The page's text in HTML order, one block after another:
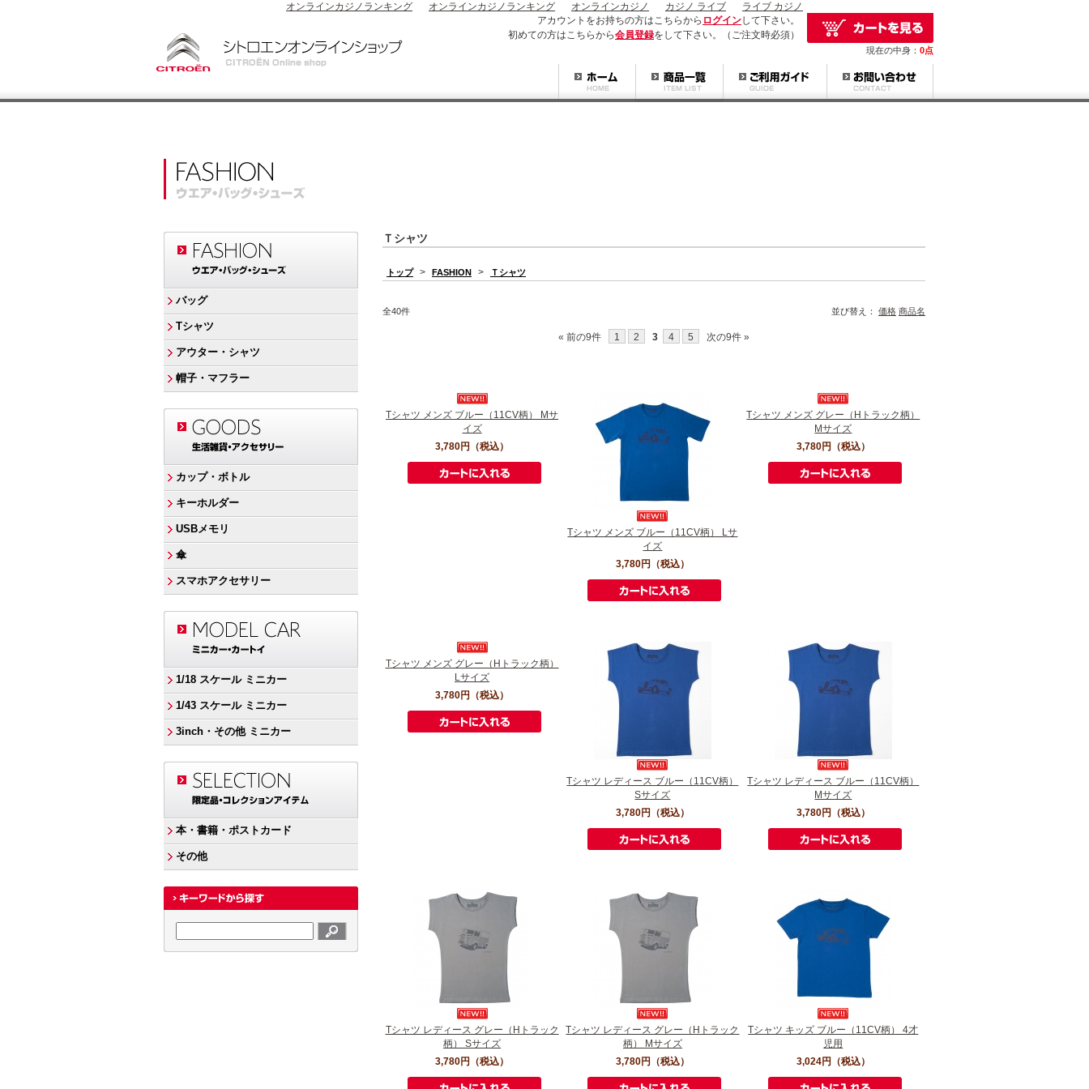
オンラインカジノランキング オンラインカジノランキング オンラインカジノ カジノ ライブ
ライブ カジノ
アカウントをお持ちの方はこちらから ログインして下さい。
初めての方はこちらから会員登録をして下さい。（ご注文時必須）
現在の中身： 0点
バッグ
Tシャツ
アウター・シャツ
帽子・マフラー
カップ・ボトル
キーホルダー
USBメモリ
傘
スマホアクセサリー
1/18 スケール ミニカー
1/43 スケール ミニカー
3inch・その他 ミニカー
本・書籍・ポストカード
その他
Ｔシャツ
トップ > FASHION > Ｔシャツ
全40件 並び替え： 価格 商品名
« 前の9件 1 2 3 4 5 次の9件 »
Tシャツ メンズ ブルー（11CV柄） Mサ
イズ
3,780円
（税込）
Tシャツ メンズ ブルー（11CV柄） Lサ
イズ
3,780円
（税込）
Tシャツ メンズ グレー（Hトラック柄）
Mサイズ
3,780円
（税込）
Tシャツ メンズ グレー（Hトラック柄）
Lサイズ
3,780円
（税込）
Tシャツ レディース ブルー（11CV柄）
Sサイズ
3,780円
（税込）
Tシャツ レディース ブルー（11CV柄）
Mサイズ
3,780円
（税込）
Tシャツ レディース グレー（Hトラック
柄） Sサイズ
3,780円
（税込）
Tシャツ レディース グレー（Hトラック
柄） Mサイズ
3,780円
（税込）
Tシャツ キッズ ブルー（11CV柄） 4才
児用
3,024円
（税込）